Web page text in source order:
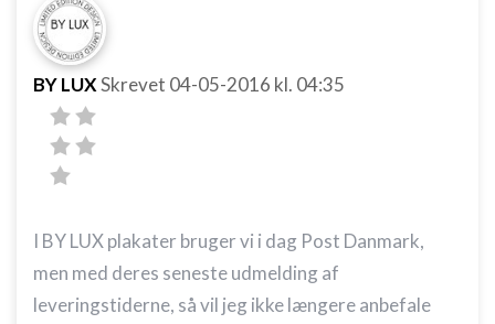
BY LUXSkrevet 04-05-2016 kl. 04:35
I BY LUX plakater bruger vi i dag Post Danmark,
men med deres seneste udmelding af
leveringstiderne, så vil jeg ikke længere anbefale